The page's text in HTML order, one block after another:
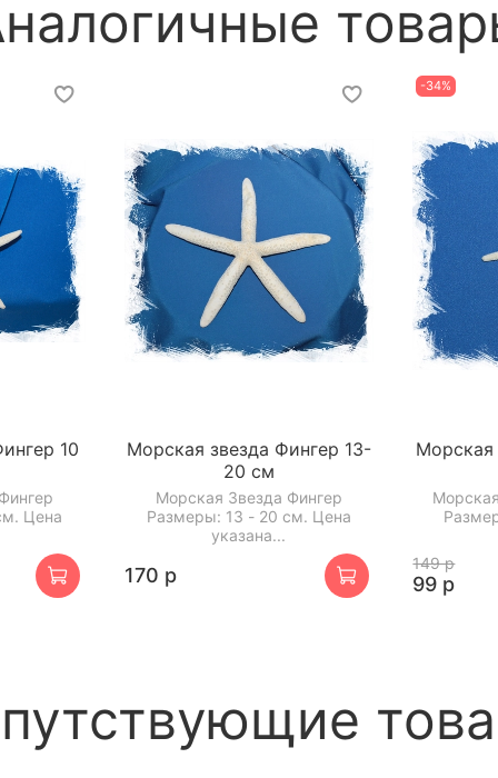
10
Цена
Морская звезда Фингер 13-
20 см
Морская Звезда Фингер
Размеры: 13 - 20 см. Цена
указана...
170 р
-34%
Морская
149 р
99 р